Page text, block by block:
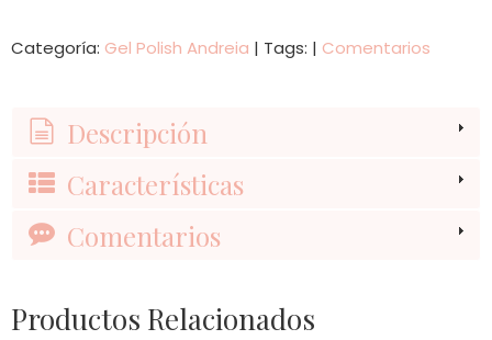
Categoría: Gel Polish Andreia | Tags: | Comentarios
Descripción
Características
Comentarios
Productos Relacionados